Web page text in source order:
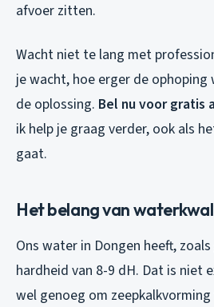
afvoer zitten.
Wacht niet te lang met
je wacht, hoe erger de
de oplossing. Bel nu voor gratis
ik help je graag verder, ook als
gaat.
Het belang van
Ons water in Dongen heeft,
hardheid van 8-9 dH. Dat is niet
wel genoeg om